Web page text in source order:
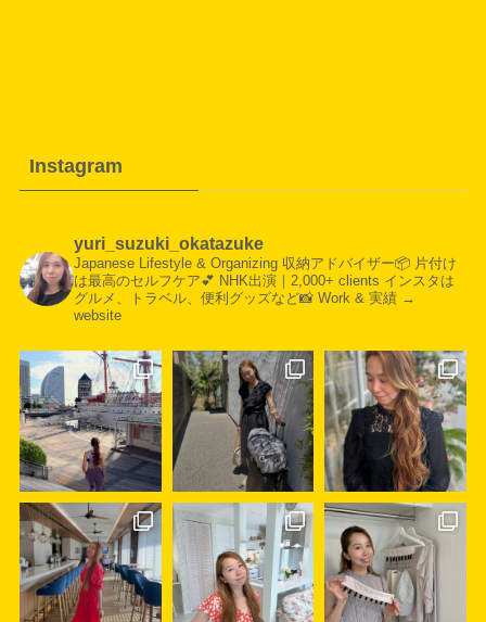
Instagram
yuri_suzuki_okatazuke
Japanese Lifestyle & Organizing収納アドバイザー📦片付け
は最高のセルフケア💕 NHK出演｜2,000+ clients インスタは
グルメ、トラベル、便利グッズなど📸Work & 実績 →
website